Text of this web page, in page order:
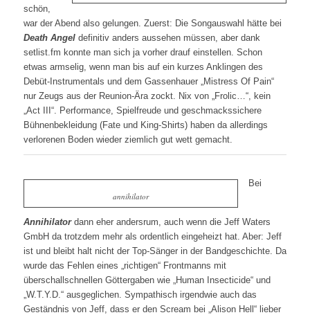
schön,
war der Abend also gelungen. Zuerst: Die Songauswahl hätte bei
Death Angeldefinitiv anders aussehen müssen, aber dank
setlist.fm konnte man sich ja vorher drauf einstellen. Schon
etwas armselig, wenn man bis auf ein kurzes Anklingen des
Debüt-Instrumentals und dem Gassenhauer „Mistress Of Pain“
nur Zeugs aus der Reunion-Ära zockt. Nix von „Frolic…“, kein
„Act III“. Performance, Spielfreude und geschmackssichere
Bühnenbekleidung (Fate und King-Shirts) haben da allerdings
verlorenen Boden wieder ziemlich gut wett gemacht.
annihilator
Bei
Annihilatordann eher andersrum, auch wenn die Jeff Waters
GmbH da trotzdem mehr als ordentlich eingeheizt hat. Aber: Jeff
ist und bleibt halt nicht der Top-Sänger in der Bandgeschichte. Da
wurde das Fehlen eines „richtigen“ Frontmanns mit
überschallschnellen Göttergaben wie „Human Insecticide“ und
„W.T.Y.D.“ ausgeglichen. Sympathisch irgendwie auch das
Geständnis von Jeff, dass er den Scream bei „Alison Hell“ lieber